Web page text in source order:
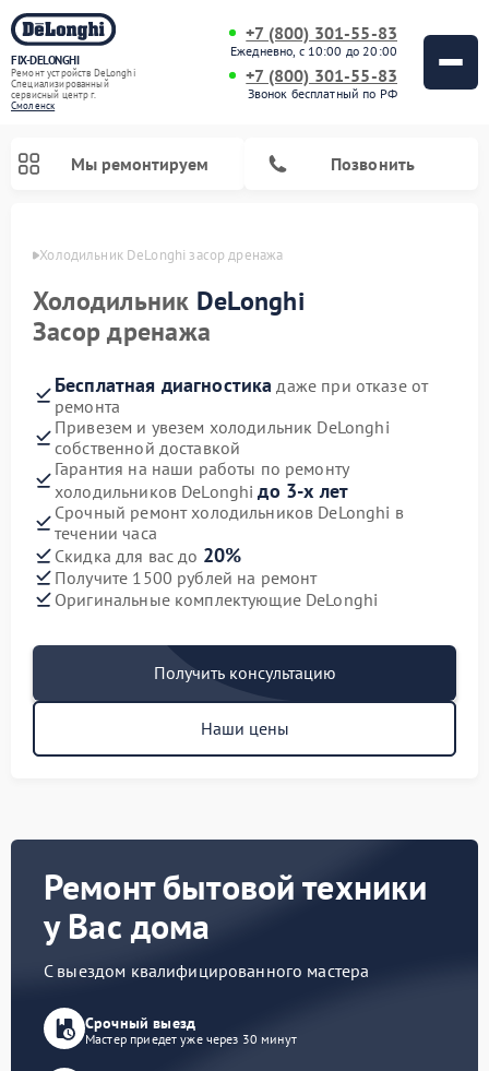
FIX-DELONGHI
Ремонт устройств DeLonghi
Специализированный
cервисный центр г.
Смоленск
+7 (800) 301-55-83
Ежедневно, с 10:00 до 20:00
+7 (800) 301-55-83
Звонок бесплатный по РФ
Мы ремонтируем Позвонить
Холодильник DeLonghi засор дренажа
Холодильник DeLonghi
Засор дренажа
Бесплатная диагностика даже при отказе от
ремонта
Привезем и увезем холодильник DeLonghi
собственной доставкой
Гарантия на наши работы по ремонту
холодильников DeLonghiдо 3-х лет
Срочный ремонт холодильников DeLonghi в
течении часа
Скидка для вас до 20%
Получите 1500 рублей на ремонт
Оригинальные комплектующие DeLonghi
Получить консультацию
Наши цены
Ремонт бытовой техники
у Вас дома
С выездом квалифицированного мастера
Срочный выезд
Мастер приедет уже через 30 минут